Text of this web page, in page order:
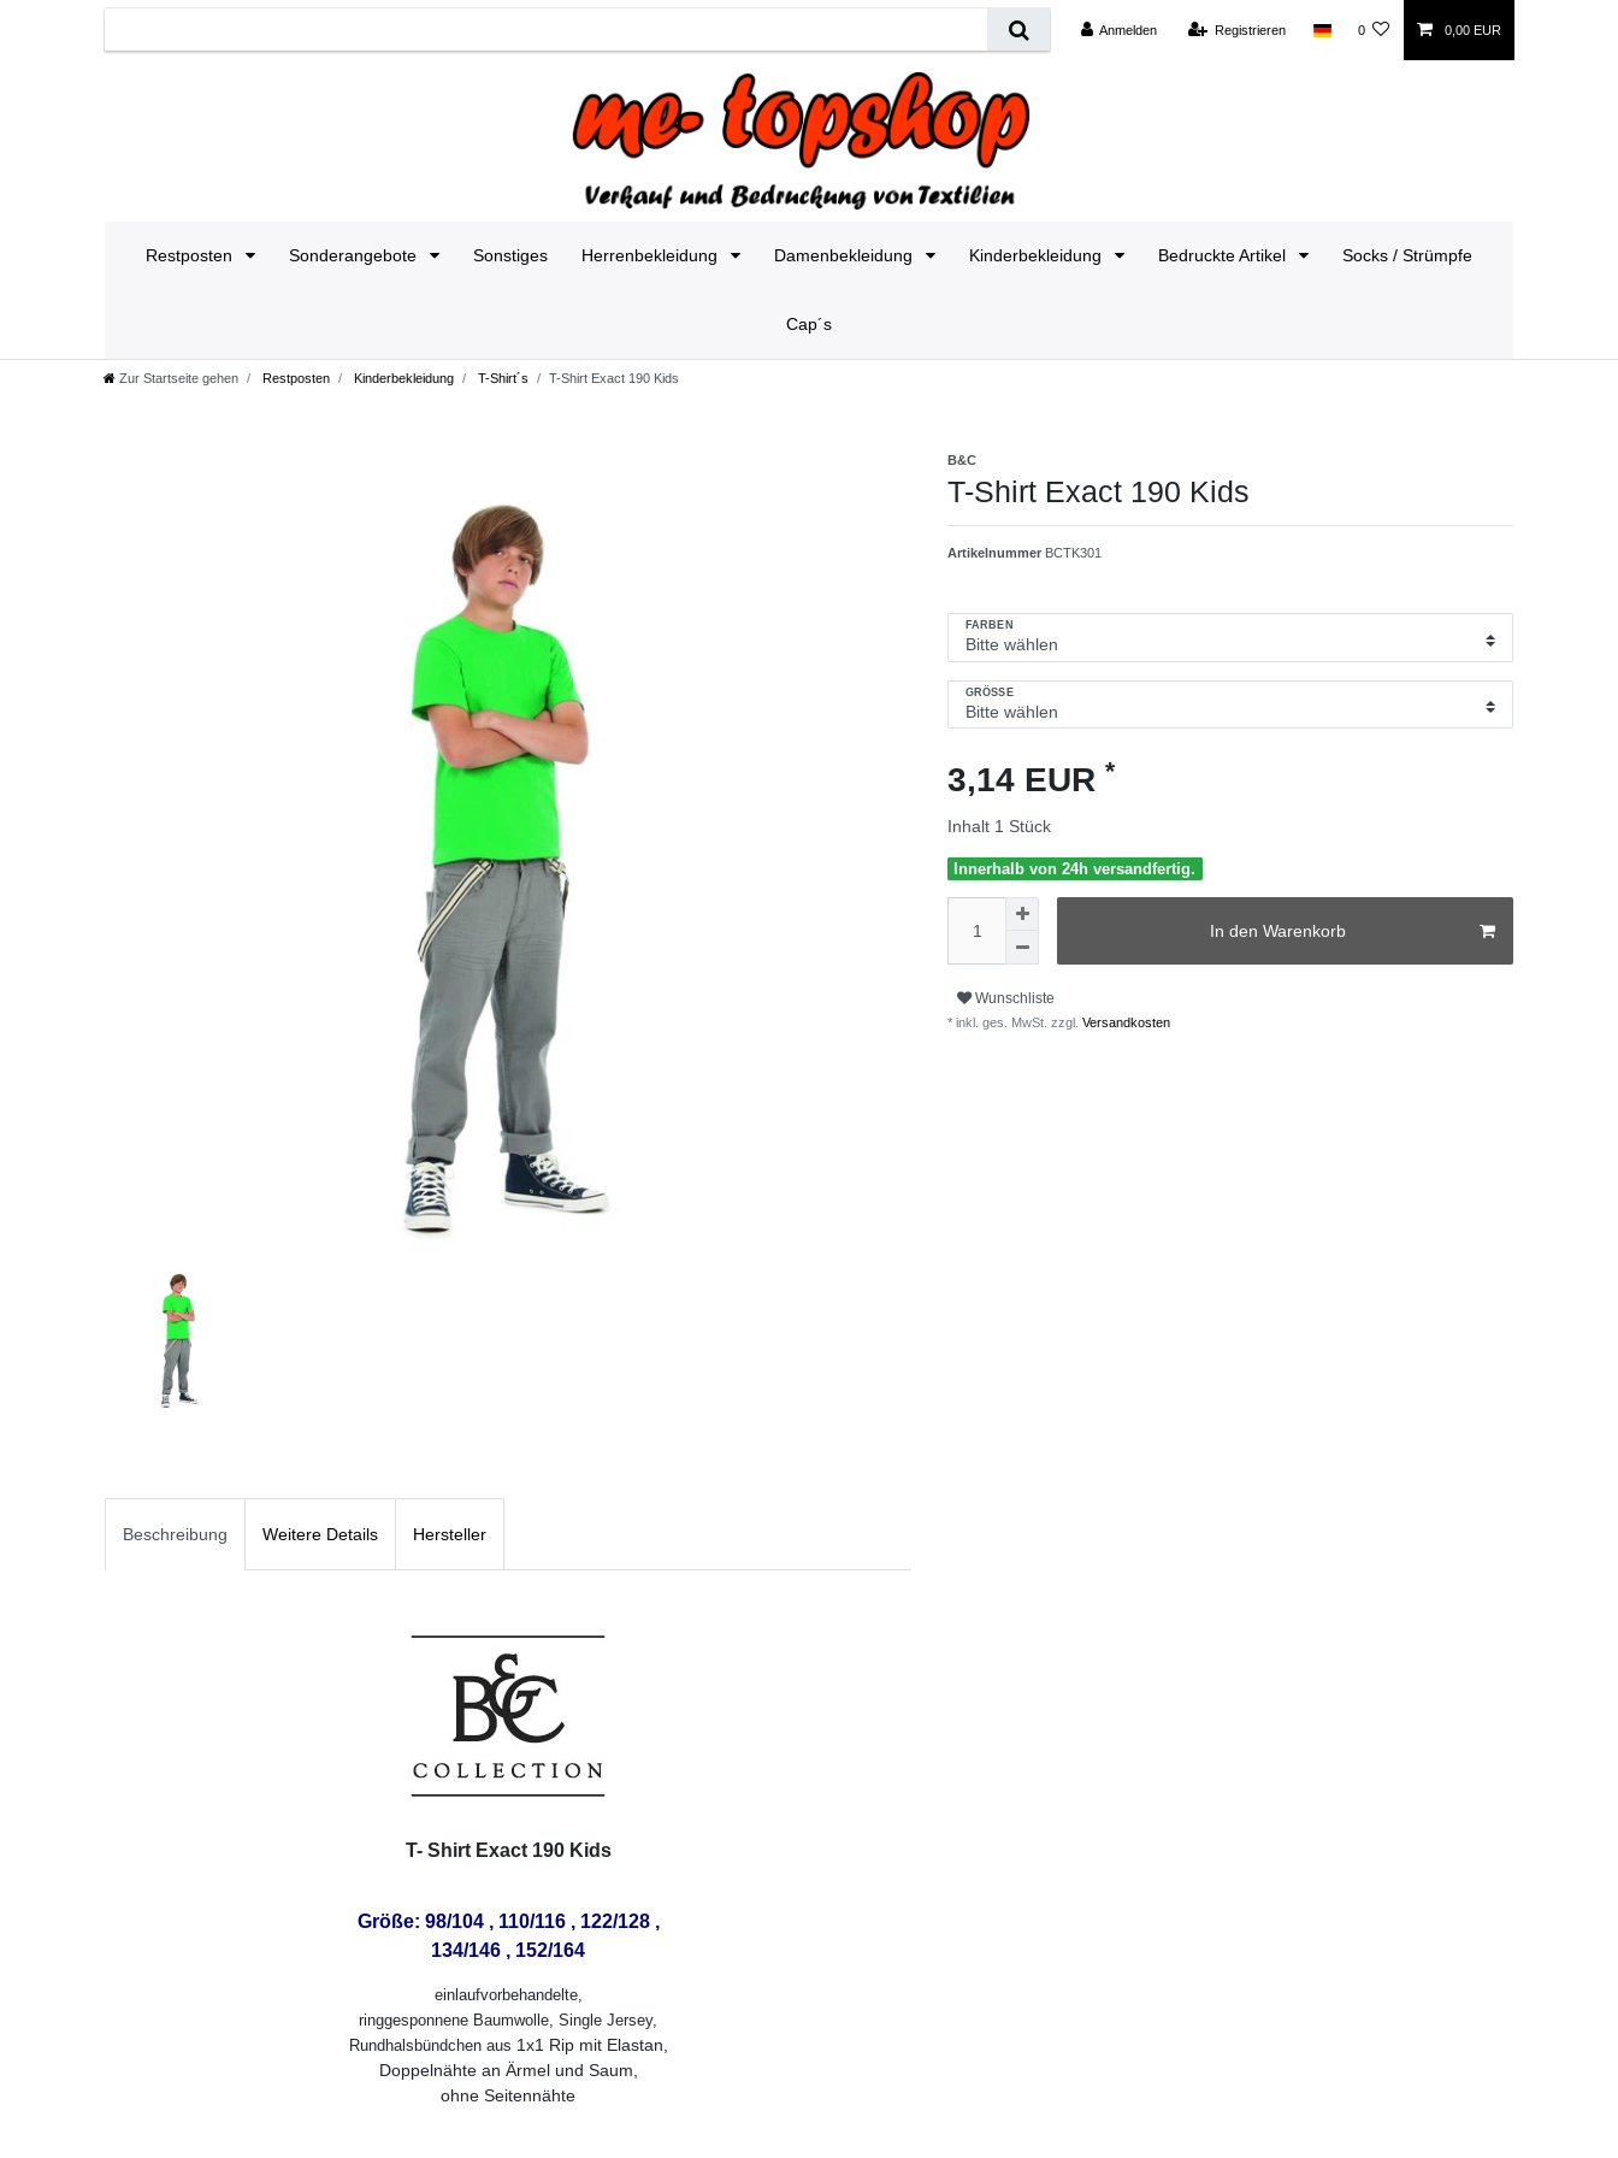
Anmelden Registrieren 0 0,00 EUR
Restposten Sonderangebote Sonstiges Herrenbekleidung Damenbekleidung Kinderbekleidung Bedruckte Artikel Socks / Strümpfe
Cap´s
Zur Startseite gehen Restposten Kinderbekleidung T-Shirt´s T-Shirt Exact 190 Kids
B&C
T-Shirt Exact 190 Kids
Artikelnummer BCTK301
FARBEN
GRÖSSE
3,14 EUR *
Inhalt 1 Stück
Innerhalb von 24h versandfertig.
In den Warenkorb
Wunschliste
* inkl. ges. MwSt. zzgl. Versandkosten
Beschreibung Weitere Details Hersteller
T- Shirt Exact 190 Kids
Größe: 98/104 , 110/116 , 122/128 ,
134/146 , 152/164
einlaufvorbehandelte,
ringgesponnene Baumwolle, Single Jersey,
Rundhalsbündchen aus 1x1 Rip mit Elastan,
Doppelnähte an Ärmel und Saum,
ohne Seitennähte